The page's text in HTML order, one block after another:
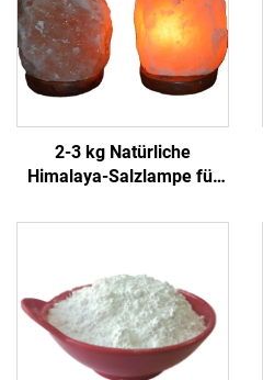
2-3 kg Natürliche
Himalaya-Salzlampe für